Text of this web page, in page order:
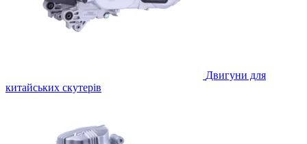
Двигуни для
китайських скутерів